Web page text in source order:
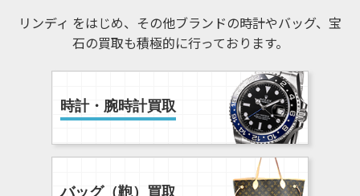
リンディ をはじめ、その他ブランドの時計やバッグ、宝
石の買取も積極的に行っております。
時計・腕時計買取
バッグ（鞄）買取